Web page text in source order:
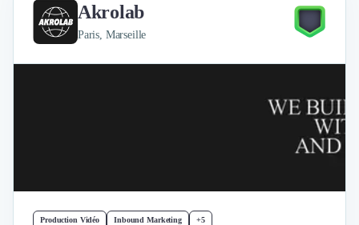
Akrolab
Paris, Marseille
Production Vidéo Inbound Marketing +5